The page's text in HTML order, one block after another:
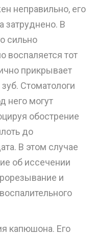
неправильно, его
затруднено. В
сильно
воспаляется тот
прикрывает
Стоматологи
него могут
обострение
до
В этом случае
об иссечении
и
капюшона. Его